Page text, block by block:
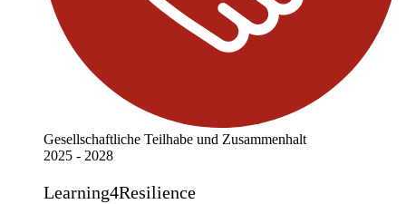
Gesellschaftliche Teilhabe und Zusammenhalt
2025 - 2028
Learning4Resilience